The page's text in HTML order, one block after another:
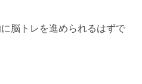
脳トレを進められるはずで